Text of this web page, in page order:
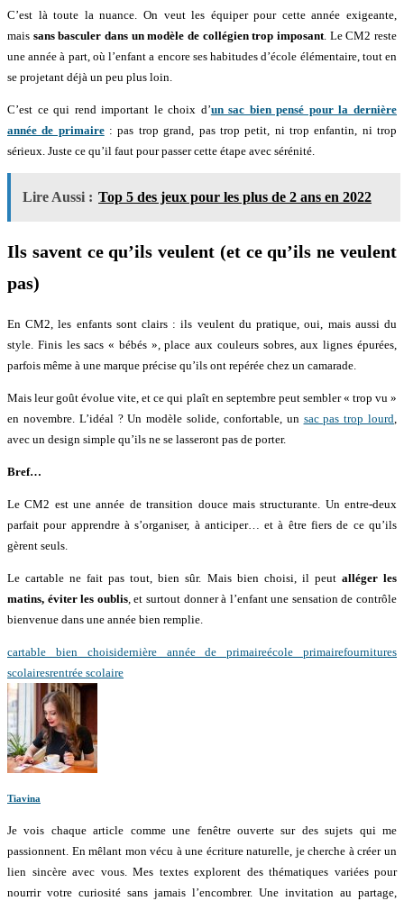
C’est là toute la nuance. On veut les équiper pour cette année exigeante,
mais sans basculer dans un modèle de collégien trop imposant. Le CM2 reste
une année à part, où l’enfant a encore ses habitudes d’école élémentaire, tout en
se projetant déjà un peu plus loin.
C’est ce qui rend important le choix d’un sac bien pensé pour la dernière
année de primaire : pas trop grand, pas trop petit, ni trop enfantin, ni trop
sérieux. Juste ce qu’il faut pour passer cette étape avec sérénité.
Lire Aussi : Top 5 des jeux pour les plus de 2 ans en 2022
Ils savent ce qu’ils veulent (et ce qu’ils ne veulent
pas)
En CM2, les enfants sont clairs : ils veulent du pratique, oui, mais aussi du
style. Finis les sacs « bébés », place aux couleurs sobres, aux lignes épurées,
parfois même à une marque précise qu’ils ont repérée chez un camarade.
Mais leur goût évolue vite, et ce qui plaît en septembre peut sembler « trop vu »
en novembre. L’idéal ? Un modèle solide, confortable, un sac pas trop lourd,
avec un design simple qu’ils ne se lasseront pas de porter.
Bref…
Le CM2 est une année de transition douce mais structurante. Un entre-deux
parfait pour apprendre à s’organiser, à anticiper… et à être fiers de ce qu’ils
gèrent seuls.
Le cartable ne fait pas tout, bien sûr. Mais bien choisi, il peut alléger les
matins, éviter les oublis, et surtout donner à l’enfant une sensation de contrôle
bienvenue dans une année bien remplie.
cartable bien choisidernière année de primaireécole primairefournitures
scolairesrentrée scolaire
Tiavina
Je vois chaque article comme une fenêtre ouverte sur des sujets qui me
passionnent. En mêlant mon vécu à une écriture naturelle, je cherche à créer un
lien sincère avec vous. Mes textes explorent des thématiques variées pour
nourrir votre curiosité sans jamais l’encombrer. Une invitation au partage,